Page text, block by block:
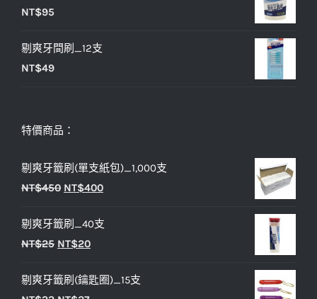
NT$95
剔爽牙間刷_12支
NT$49
特價商品：
剔爽牙籤刷(單支紙包)_1,000支
NT$450 原
價
格：
NT$400目
價
剔爽牙籤刷_40支
NT$25 原
價
NT$20目
價
剔爽牙籤刷(鑰匙圈)_15支